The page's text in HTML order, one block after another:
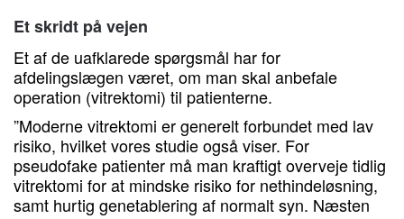
Et skridt på vejen
Et af de uafklarede spørgsmål har for
afdelingslægen været, om man skal anbefale
operation (vitrektomi) til patienterne.
”Moderne vitrektomi er generelt forbundet med lav
risiko, hvilket vores studie også viser. For
pseudofake patienter må man kraftigt overveje tidlig
vitrektomi for at mindske risiko for nethindeløsning,
samt hurtig genetablering af normalt syn. Næsten